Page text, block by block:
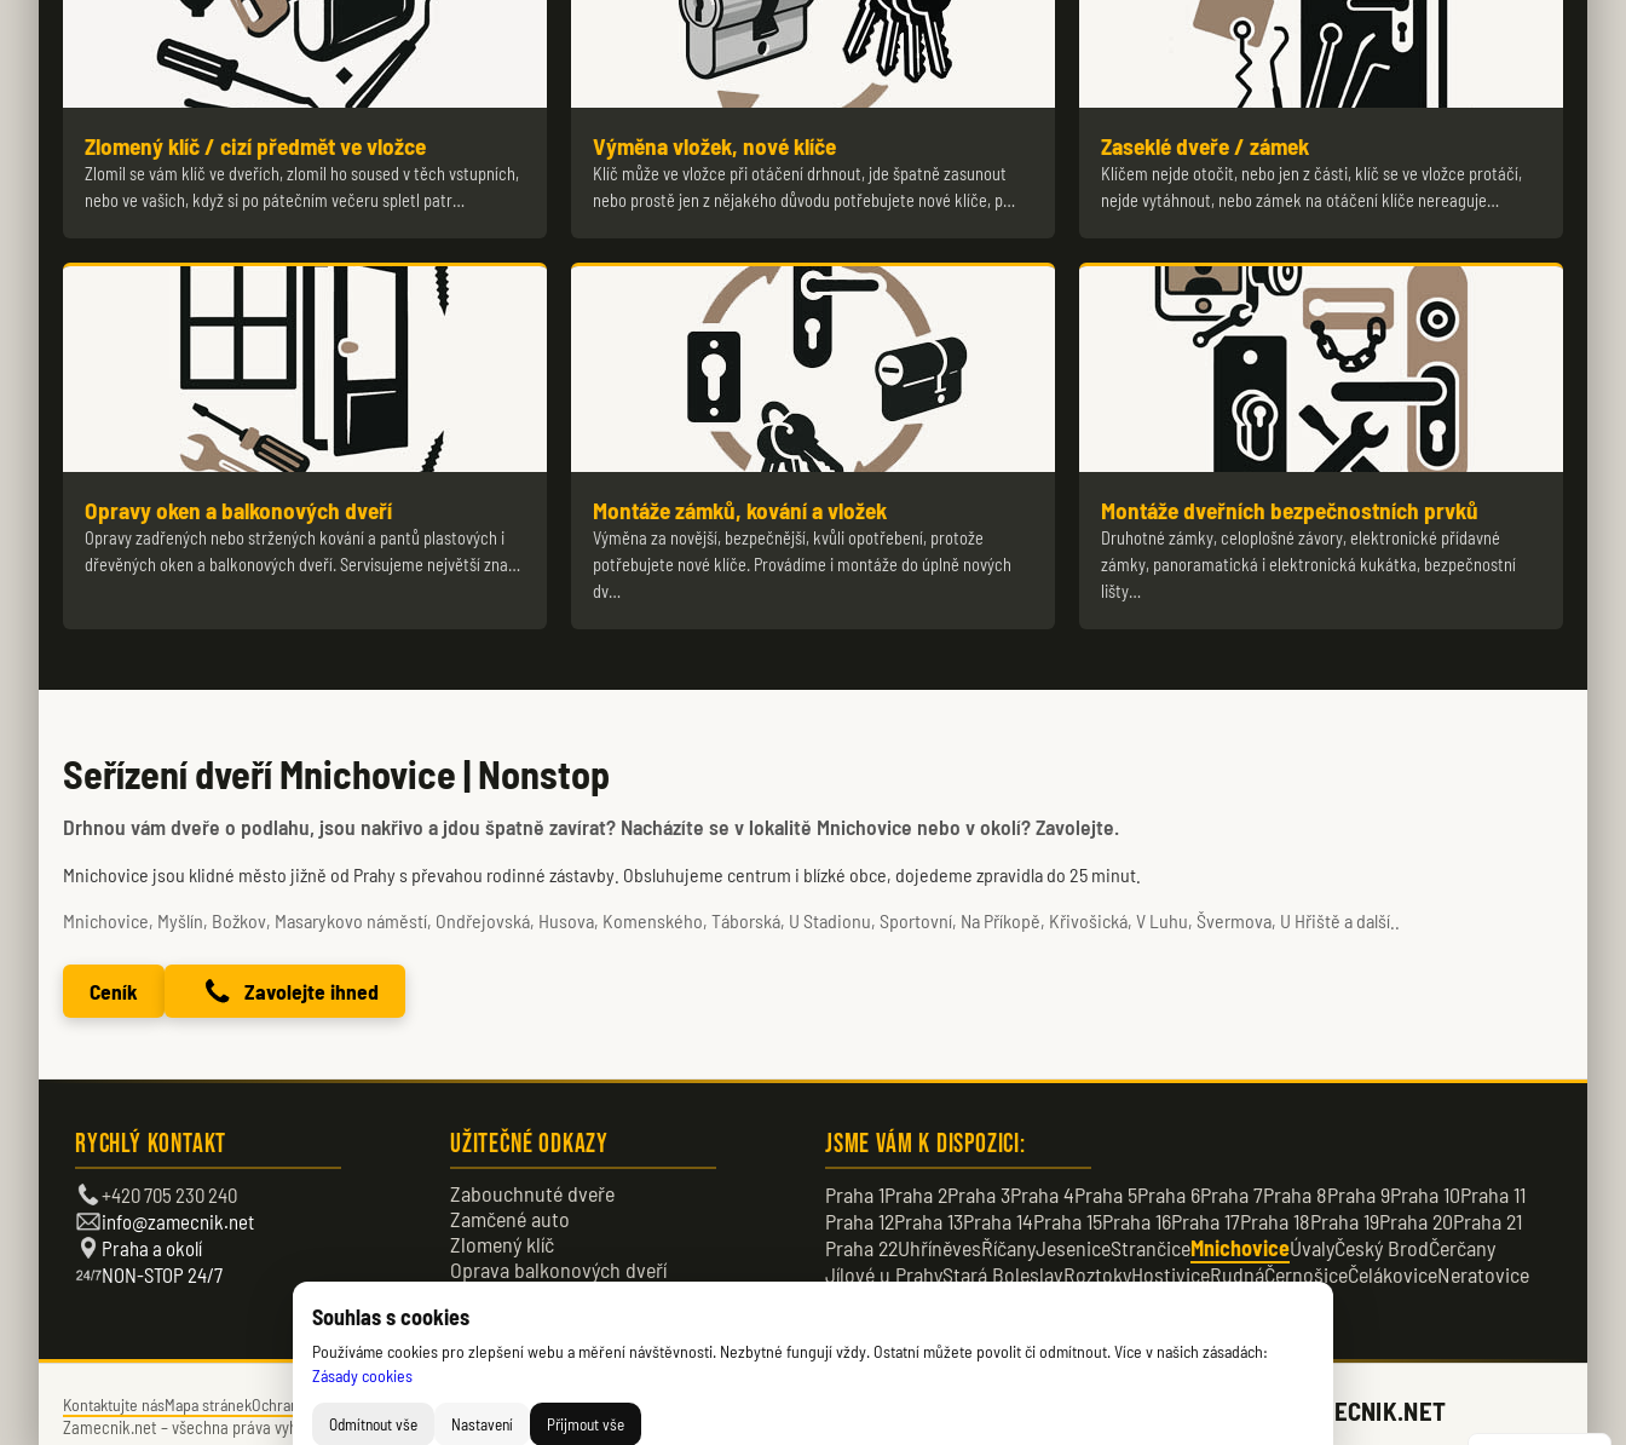
Zlomený klíč / cizí předmět ve vložce
Zlomil se vám klíč ve dveřích, zlomil ho soused v těch vstupních,
nebo ve vašich, když si po pátečním večeru spletl patr…
Výměna vložek, nové klíče
Klíč může ve vložce při otáčení drhnout, jde špatně zasunout
nebo prostě jen z nějakého důvodu potřebujete nové klíče, p…
Zaseklé dveře / zámek
Klíčem nejde otočit, nebo jen z části, klíč se ve vložce protáčí,
nejde vytáhnout, nebo zámek na otáčení klíče nereaguje…
Opravy oken a balkonových dveří
Opravy zadřených nebo stržených kování a pantů plastových i
dřevěných oken a balkonových dveří. Servisujeme největší zna…
Montáže zámků, kování a vložek
Výměna za novější, bezpečnější, kvůli opotřebení, protože
potřebujete nové klíče. Provádíme i montáže do úplně nových
dv…
Montáže dveřních bezpečnostních prvků
Druhotné zámky, celoplošné závory, elektronické přídavné
zámky, panoramatická i elektronická kukátka, bezpečnostní
lišty…
Seřízení dveří Mnichovice | Nonstop
Drhnou vám dveře o podlahu, jsou nakřivo a jdou špatně zavírat? Nacházíte se v lokalitě Mnichovice nebo v okolí? Zavolejte.
Mnichovice jsou klidné město jižně od Prahy s převahou rodinné zástavby. Obsluhujeme centrum i blízké obce, dojedeme zpravidla do 25 minut.
Mnichovice, Myšlín, Božkov, Masarykovo náměstí, Ondřejovská, Husova, Komenského, Táborská, U Stadionu, Sportovní, Na Příkopě, Křivošická, V Luhu, Švermova, U Hřiště a další..
Ceník Zavolejte ihned
Rychlý kontakt
+420 705 230 240
info@zamecnik.net
Praha a okolí
NON-STOP 24/7
Užitečné odkazy
Zabouchnuté dveře
Zamčené auto
Zlomený klíč
Oprava balkonových dveří
Jsme vám k dispozici:
Praha 1Praha 2Praha 3Praha 4Praha 5Praha 6Praha 7Praha 8Praha 9Praha 10Praha 11
Praha 12Praha 13Praha 14Praha 15Praha 16Praha 17Praha 18Praha 19Praha 20Praha 21
Praha 22UhříněvesŘíčanyJeseniceStrančiceMnichoviceÚvalyČeský BrodČerčany
Jílové u PrahyStará BoleslavRoztokyHostiviceRudnáČernošiceČelákoviceNeratovice
Kontaktujte násMapa stránekOchrana soukromí
Zamecnik.net –všechna práva vyhrazena – © 2026 – Daniel Němec.
ZAMECNIK.NET
Souhlas s cookies
Používáme cookies pro zlepšení webu a měření návštěvnosti. Nezbytné fungují vždy. Ostatní můžete povolit či odmítnout. Více v našich zásadách:
Zásady cookies
Odmítnout vše Nastavení Přijmout vše